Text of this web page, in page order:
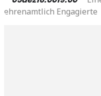
ehrenamtlich Engagierte